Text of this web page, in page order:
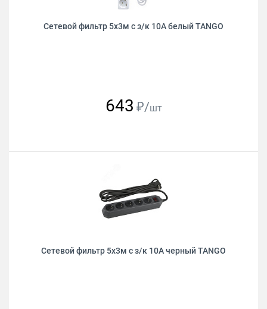
Сетевой фильтр 5х3м с з/к 10А белый TANGO
643 ₽/шт
Сетевой фильтр 5х3м с з/к 10А черный TANGO